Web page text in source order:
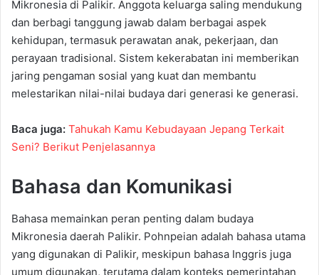
Mikronesia di Palikir. Anggota keluarga saling mendukung
dan berbagi tanggung jawab dalam berbagai aspek
kehidupan, termasuk perawatan anak, pekerjaan, dan
perayaan tradisional. Sistem kekerabatan ini memberikan
jaring pengaman sosial yang kuat dan membantu
melestarikan nilai-nilai budaya dari generasi ke generasi.
Baca juga: Tahukah Kamu Kebudayaan Jepang Terkait
Seni? Berikut Penjelasannya
Bahasa dan Komunikasi
Bahasa memainkan peran penting dalam budaya
Mikronesia daerah Palikir. Pohnpeian adalah bahasa utama
yang digunakan di Palikir, meskipun bahasa Inggris juga
umum digunakan, terutama dalam konteks pemerintahan